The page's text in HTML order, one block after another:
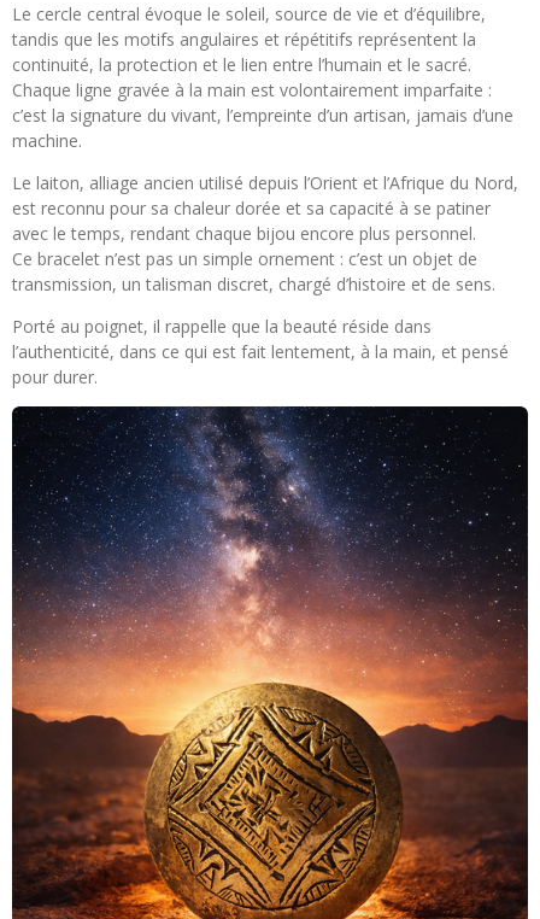
Le cercle central évoque le soleil, source de vie et d’équilibre,
tandis que les motifs angulaires et répétitifs représentent la
continuité, la protection et le lien entre l’humain et le sacré.
Chaque ligne gravée à la main est volontairement imparfaite :
c’est la signature du vivant, l’empreinte d’un artisan, jamais d’une
machine.
Le laiton, alliage ancien utilisé depuis l’Orient et l’Afrique du Nord,
est reconnu pour sa chaleur dorée et sa capacité à se patiner
avec le temps, rendant chaque bijou encore plus personnel.
Ce bracelet n’est pas un simple ornement : c’est un objet de
transmission, un talisman discret, chargé d’histoire et de sens.
Porté au poignet, il rappelle que la beauté réside dans
l’authenticité, dans ce qui est fait lentement, à la main, et pensé
pour durer.